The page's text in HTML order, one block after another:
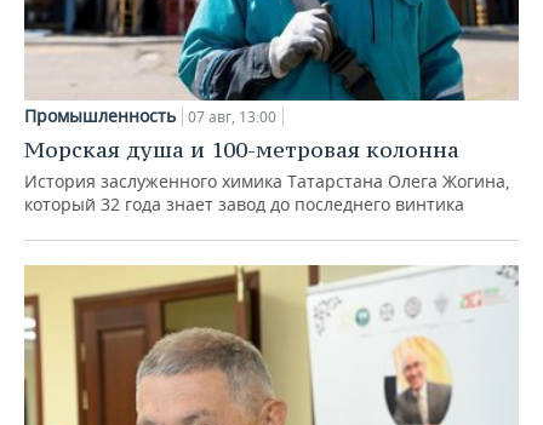
Промышленность 07 авг, 13:00
Морская душа и 100-метровая колонна
История заслуженного химика Татарстана Олега Жогина,
который 32 года знает завод до последнего винтика